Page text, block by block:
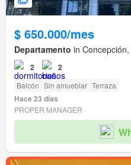
$ 650.000/mes
Departamento in
2 2
Balcón Sin amueblar Terraza
Hace 23 días
PROPER MANAGER